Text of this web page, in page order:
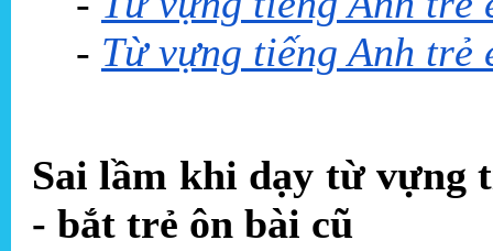
- Từ vựng tiếng Anh trẻ
Sai lầm khi dạy từ vựng
- bắt trẻ ôn bài cũ